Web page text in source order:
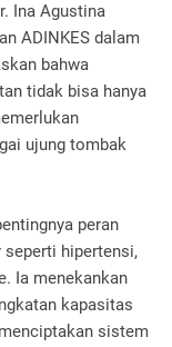
Ina Agustina
ADINKES dalam
bahwa
tidak bisa hanya
ujung tombak
peran
seperti hipertensi,
Ia menekankan
kapasitas
sistem